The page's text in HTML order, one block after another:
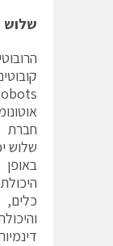
שלוש
שלוש